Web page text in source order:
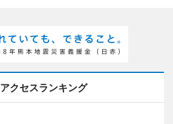
アクセスランキング